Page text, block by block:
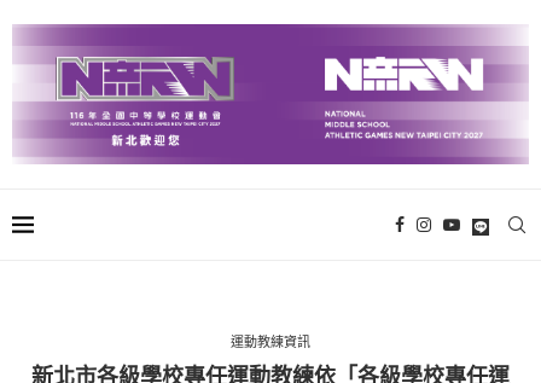
運動教練資訊
新北市各級學校專任運動教練依「各級學校專任運